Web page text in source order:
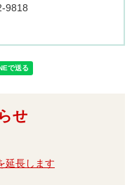
9818
せ
延長します